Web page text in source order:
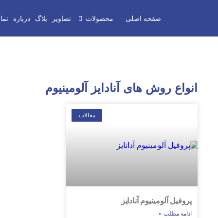
صفحه اصلی محصولات تصاویر بلاگ درباره
انواع روش های آنادایز آلومینیوم
مقالات
پروفیل آلومینیوم آنادایز
ادامه مطلب »